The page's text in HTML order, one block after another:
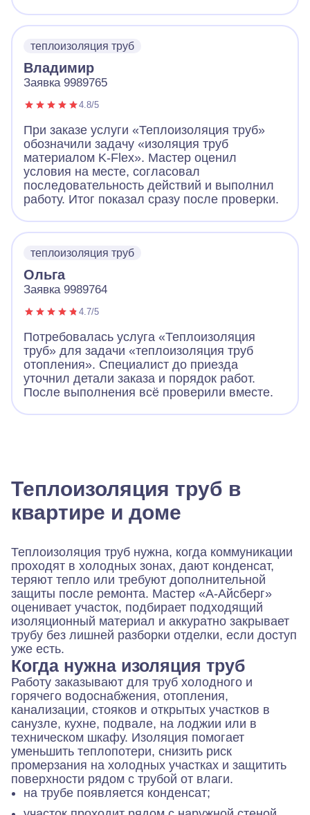
теплоизоляция труб
Владимир
Заявка 9989765
4.8/5
При заказе услуги «Теплоизоляция труб»
обозначили задачу «изоляция труб
материалом K-Flex». Мастер оценил
условия на месте, согласовал
последовательность действий и выполнил
работу. Итог показал сразу после проверки.
теплоизоляция труб
Ольга
Заявка 9989764
4.7/5
Потребовалась услуга «Теплоизоляция
труб» для задачи «теплоизоляция труб
отопления». Специалист до приезда
уточнил детали заказа и порядок работ.
После выполнения всё проверили вместе.
Теплоизоляция труб в
квартире и доме
Теплоизоляция труб нужна, когда коммуникации
проходят в холодных зонах, дают конденсат,
теряют тепло или требуют дополнительной
защиты после ремонта. Мастер «А-Айсберг»
оценивает участок, подбирает подходящий
изоляционный материал и аккуратно закрывает
трубу без лишней разборки отделки, если доступ
уже есть.
Когда нужна изоляция труб
Работу заказывают для труб холодного и
горячего водоснабжения, отопления,
канализации, стояков и открытых участков в
санузле, кухне, подвале, на лоджии или в
техническом шкафу. Изоляция помогает
уменьшить теплопотери, снизить риск
промерзания на холодных участках и защитить
поверхности рядом с трубой от влаги.
на трубе появляется конденсат;